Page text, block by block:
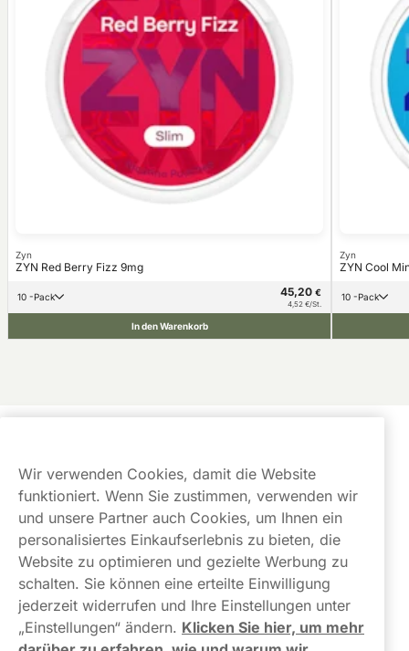
Zyn
ZYN Red Berry Fizz 9mg
10 -Pack 45,20 €
4,52 €/St.
In den Warenkorb
Zyn
ZYN Cool
10 -Pack
Links
Über uns
Wir verwenden Cookies, damit die Website
funktioniert. Wenn Sie zustimmen, verwenden wir
und unsere Partner auch Cookies, um Ihnen ein
personalisiertes Einkaufserlebnis zu bieten, die
Website zu optimieren und gezielte Werbung zu
schalten. Sie können eine erteilte Einwilligung
jederzeit widerrufen und Ihre Einstellungen unter
„Einstellungen“ ändern. Klicken Sie hier, um mehr